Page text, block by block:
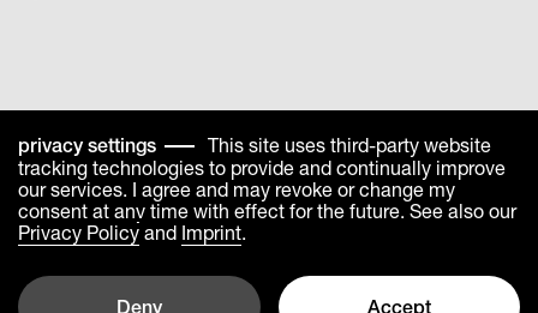
Ordnung oder Unordnung?
In Zeiten von Wachstum,
Diversifikation oder Expansion werden
privacy settings
This site uses third-party website
tracking technologies to provide and continually improve
our services. I agree and may revoke or change my
consent at any time with effect for the future. See also our
Privacy Policy and Imprint
Deny Accept